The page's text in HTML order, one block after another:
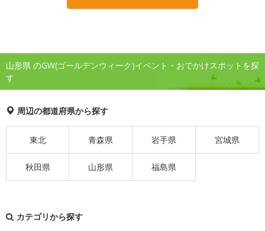
山形県 のGW(ゴールデンウィーク)イベント・おでかけスポットを探
す
周辺の都道府県から探す
東北 青森県 岩手県 宮城県
秋田県 山形県 福島県
カテゴリから探す